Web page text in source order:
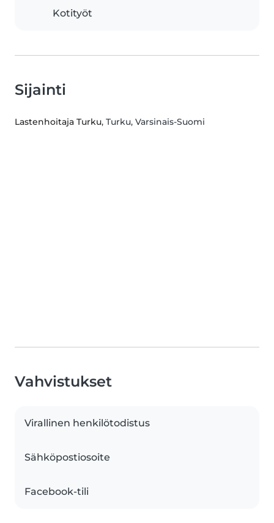
Kotityöt
Sijainti
Lastenhoitaja Turku, Turku, Varsinais-Suomi
Vahvistukset
Virallinen henkilötodistus
Sähköpostiosoite
Facebook-tili